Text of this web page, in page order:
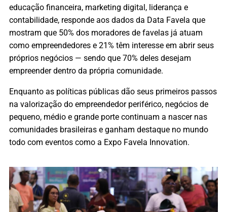
educação financeira, marketing digital, liderança e
contabilidade, responde aos dados da Data Favela que
mostram que 50% dos moradores de favelas já atuam
como empreendedores e 21% têm interesse em abrir seus
próprios negócios — sendo que 70% deles desejam
empreender dentro da própria comunidade.
Enquanto as políticas públicas dão seus primeiros passos
na valorização do empreendedor periférico, negócios de
pequeno, médio e grande porte continuam a nascer nas
comunidades brasileiras e ganham destaque no mundo
todo com eventos como a Expo Favela Innovation.